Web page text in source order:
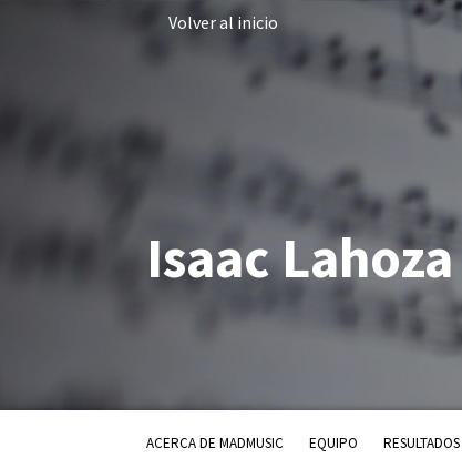
Volver al inicio
Isaac Lahoza
ACERCA DE MADMUSIC EQUIPO